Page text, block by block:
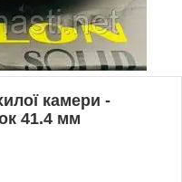
камери -
41.4 мм